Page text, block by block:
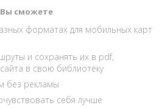
сможете
форматах для мобильных карт
и сохранять их в pdf,
в свою библиотеку
без рекламы
себя лучше